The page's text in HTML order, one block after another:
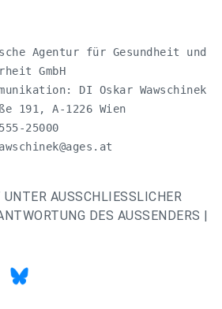
Agentur für Gesundheit und
GmbH
DI Oskar Wawschinek
191, A-1226 Wien
25000
AUSSCHLIESSLICHER
DES AUSSENDERS |